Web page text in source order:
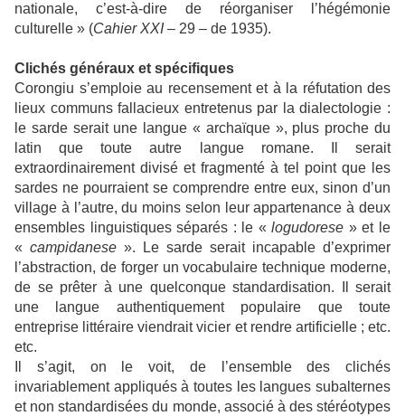
nationale, c’est-à-dire de réorganiser l’hégémonie
culturelle » (Cahier XXI– 29 – de 1935).
Clichés généraux et spécifiques
Corongiu s’emploie au recensement et à la réfutation des
lieux communs fallacieux entretenus par la dialectologie :
le sarde serait une langue « archaïque », plus proche du
latin que toute autre langue romane. Il serait
extraordinairement divisé et fragmenté à tel point que les
sardes ne pourraient se comprendre entre eux, sinon d’un
village à l’autre, du moins selon leur appartenance à deux
ensembles linguistiques séparés : le «logudorese » et le
« campidanese ». Le sarde serait incapable d’exprimer
l’abstraction, de forger un vocabulaire technique moderne,
de se prêter à une quelconque standardisation. Il serait
une langue authentiquement populaire que toute
entreprise littéraire viendrait vicier et rendre artificielle ; etc.
etc.
Il s’agit, on le voit, de l’ensemble des clichés
invariablement appliqués à toutes les langues subalternes
et non standardisées du monde, associé à des stéréotypes